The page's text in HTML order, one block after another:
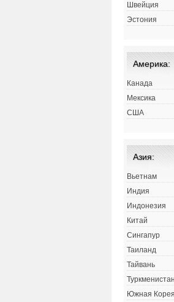
Швейция
Эстония
Америка:
Канада
Мексика
США
Азия:
Вьетнам
Индия
Индонезия
Китай
Сингапур
Таиланд
Тайвань
Туркменистан
Южная Корея